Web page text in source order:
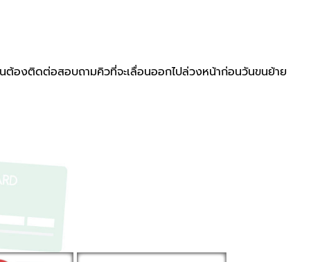
นต้องติดต่อสอบถามคิวที่จะเลื่อนออกไปล่วงหน้าก่อนวันขนย้าย